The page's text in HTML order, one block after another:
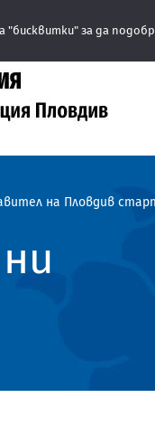
на Пловдив
"бисквитки" за да